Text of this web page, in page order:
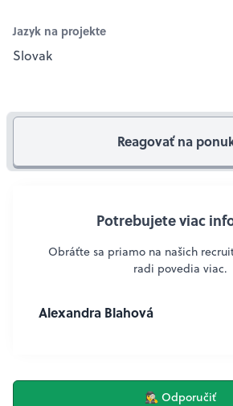
Jazyk na projekte
Slovak
Reagovať na
Potrebujete viac
Obráťte sa priamo na našich
radi povedia viac.
Alexandra Blahová
🕵️‍♀️ Odporučiť